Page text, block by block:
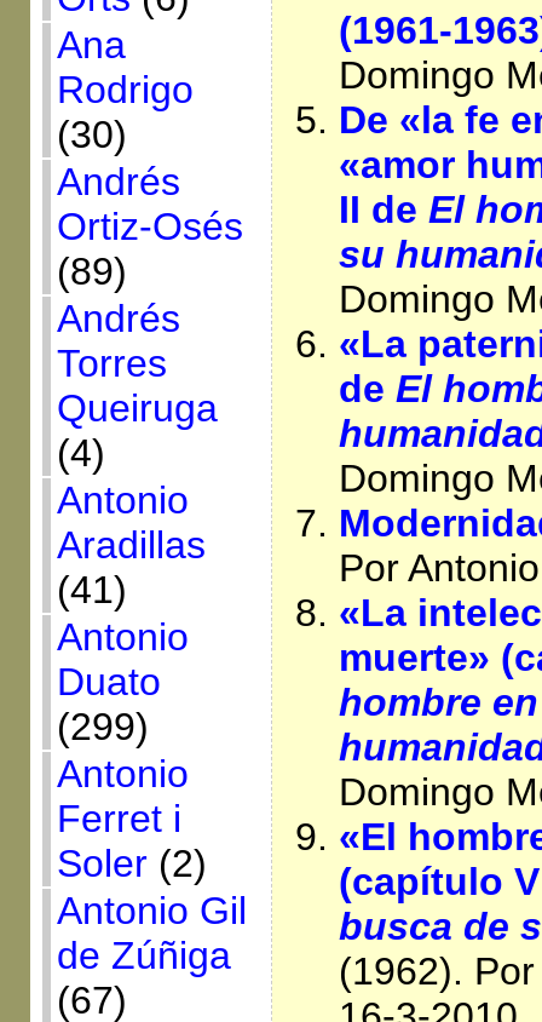
Ana
Rodrigo
(30)
Andrés
Ortiz-Osés
(89)
Andrés
Torres
Queiruga
(4)
Antonio
Aradillas
(41)
Antonio
Duato
(299)
Antonio
Ferret i
Soler(2)
Antonio Gil
de Zúñiga
(67)
(1961-
Domingo
De «la fe
«amor
II de El
su
Domingo
«La
de El
Domingo
Por
«La
muerte»
hombre
Domingo
«El
(capítulo
busca de
(1962).